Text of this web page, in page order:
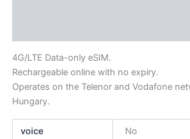
4G/LTE Data-only eSIM.
Rechargeable online with no expiry.
Operates on the Telenor and Vodafone
Hungary.
voice No